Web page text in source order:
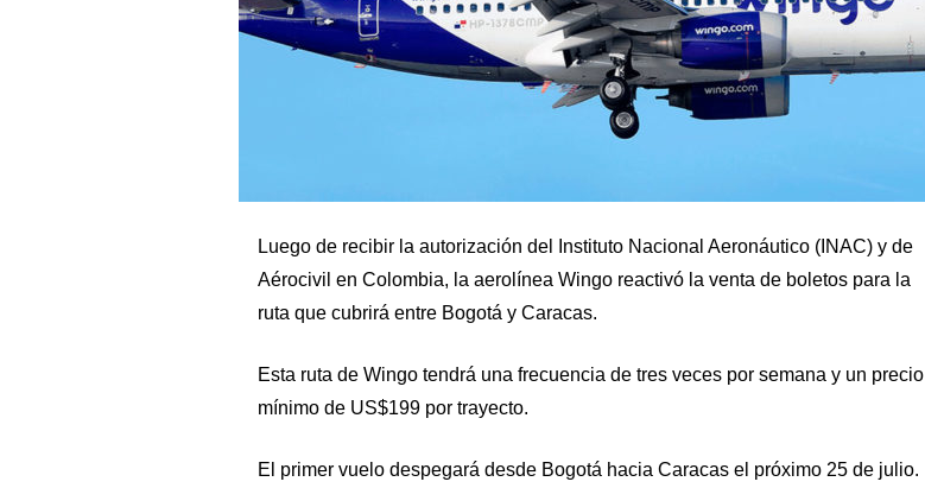
Luego de recibir la autorización del Instituto Nacional Aeronáutico (INAC) y de
Aérocivil en Colombia, la aerolínea Wingo reactivó la venta de boletos para la
ruta que cubrirá entre Bogotá y Caracas.
Esta ruta de Wingo tendrá una frecuencia de tres veces por semana y un precio
mínimo de US$199 por trayecto.
El primer vuelo despegará desde Bogotá hacia Caracas el próximo 25 de julio.